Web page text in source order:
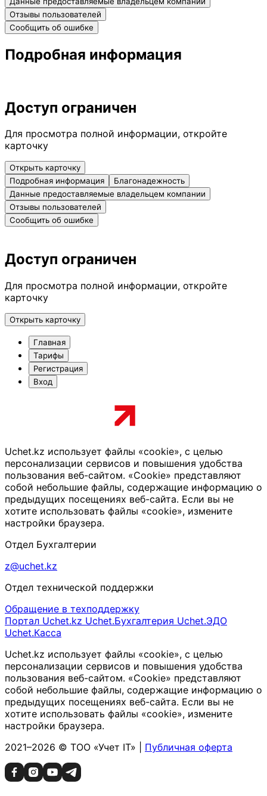
Отзывы пользователей
Сообщить об ошибке
Подробная информация
Доступ ограничен
Для просмотра полной информации, откройте
карточку
Открыть карточку
Подробная информация
Благонадежность
Данные предоставляемые владельцем компании
Отзывы пользователей
Сообщить об ошибке
Доступ ограничен
Для просмотра полной информации, откройте
карточку
Открыть карточку
Главная
Тарифы
Регистрация
Вход
Uchet.kz использует файлы «cookie», с целью
персонализации сервисов и повышения удобства
пользования веб-сайтом. «Cookie» представляют
собой небольшие файлы, содержащие информацию о
предыдущих посещениях веб-сайта. Если вы не
хотите использовать файлы «cookie», измените
настройки браузера.
Отдел Бухгалтерии
z@uchet.kz
Отдел технической поддержки
Обращение в техподдержку
Портал Uchet.kz Uchet.Бухгалтерия Uchet.ЭДО
Uchet.Касса
Uchet.kz использует файлы «cookie», с целью
персонализации сервисов и повышения удобства
пользования веб-сайтом. «Cookie» представляют
собой небольшие файлы, содержащие информацию о
предыдущих посещениях веб-сайта. Если вы не
хотите использовать файлы «cookie», измените
настройки браузера.
2021–2026 © ТОО «Учет IT» | Публичная оферта